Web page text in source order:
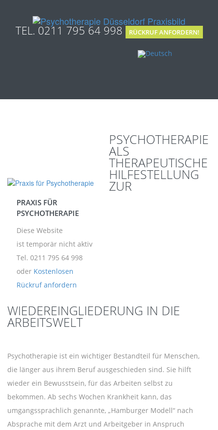
TEL. 0211 795 64 998 RÜCKRUF ANFORDERN!
PRAXIS FÜR
PSYCHOTHERAPIE
Diese Website
ist temporär nicht aktiv
Tel. 0211 795 64 998
oder Kostenlosen
Rückruf anfordern
PSYCHOTHERAPIE
ALS
THERAPEUTISCHE
HILFESTELLUNG
ZUR
WIEDEREINGLIEDERUNG IN DIE
ARBEITSWELT
Psychotherapie ist ein wichtiger Bestandteil für Menschen,
die länger aus ihrem Beruf ausgeschieden sind. Sie hilft
wieder ein Bewusstsein, für das Arbeiten selbst zu
bekommen. Ab sechs Wochen Krankheit kann, das
umgangssprachlich genannte, „Hamburger Modell“ nach
Absprache mit dem Arzt und Arbeitgeber in Anspruch